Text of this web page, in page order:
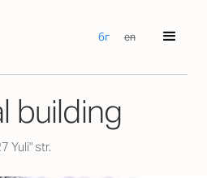
бг en
building
Yuli" str.